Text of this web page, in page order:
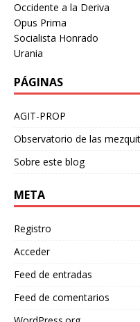
Occidente a la Deriva
Opus Prima
Socialista Honrado
Urania
PÁGINAS
AGIT-PROP
Observatorio de las
Sobre este blog
META
Registro
Acceder
Feed de entradas
Feed de comentarios